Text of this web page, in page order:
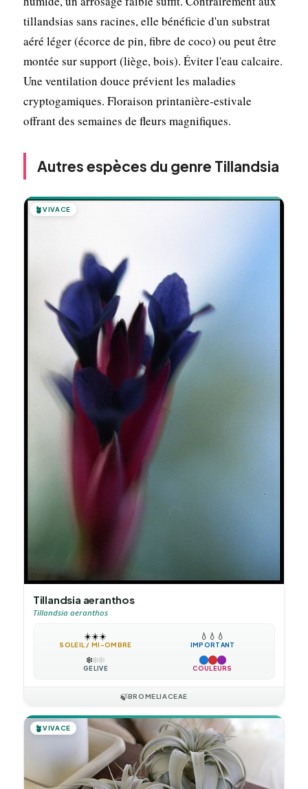
tillandsias sans racines, elle bénéficie d'un substrat
aéré léger (écorce de pin, fibre de coco) ou peut être
montée sur support (liège, bois). Éviter l'eau calcaire.
Une ventilation douce prévient les maladies
cryptogamiques. Floraison printanière-estivale
offrant des semaines de fleurs magnifiques.
Autres espèces du genre Tillandsia
🪴VIVACE
Tillandsia aeranthos
Tillandsia aeranthos
☀️☀️☀️
SOLEIL / MI-OMBRE
💧 💧 💧
IMPORTANT
❄️❄️❄️
GÉLIVE COULEURS
🍃BROMELIACEAE
🪴VIVACE